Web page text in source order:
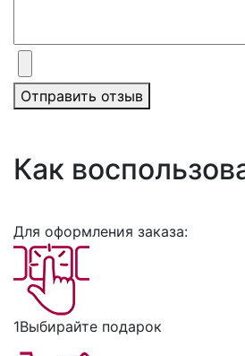
Отправить отзыв
Как
Для оформления заказа:
1Выбирайте подарок